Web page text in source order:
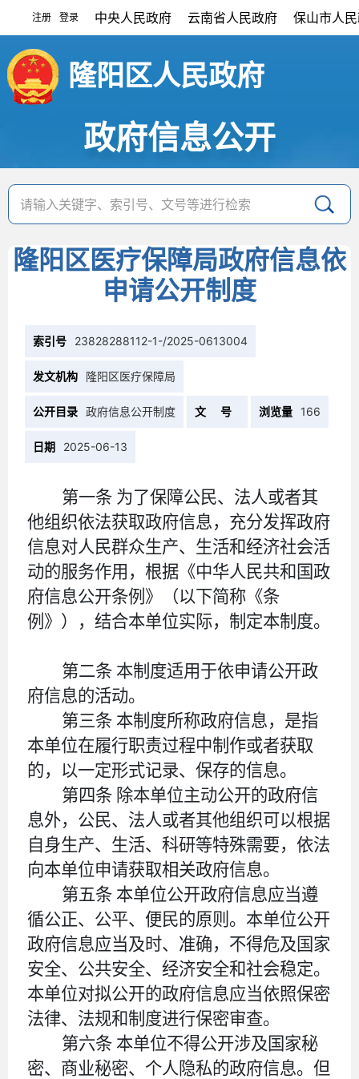
注册 登录 中央人民政府 云南省人民政府 保山市人
隆阳区人民政府
政府信息公开
隆阳区医疗保障局政府信息依
申请公开制度
索引号 23828288112-1-/2025-0613004
发文机构 隆阳区医疗保障局
公开目录 政府信息公开制度 文 号 浏览量 166
日期 2025-06-13
第一条 为了保障公民、法人或者其
他组织依法获取政府信息，充分发挥政府
信息对人民群众生产、生活和经济社会活
动的服务作用，根据《中华人民共和国政
府信息公开条例》（以下简称《条
例》），结合本单位实际，制定本制度。
第二条 本制度适用于依申请公开政
府信息的活动。
第三条 本制度所称政府信息，是指
本单位在履行职责过程中制作或者获取
的，以一定形式记录、保存的信息。
第四条 除本单位主动公开的政府信
息外，公民、法人或者其他组织可以根据
自身生产、生活、科研等特殊需要，依法
向本单位申请获取相关政府信息。
第五条 本单位公开政府信息应当遵
循公正、公平、便民的原则。本单位公开
政府信息应当及时、准确，不得危及国家
安全、公共安全、经济安全和社会稳定。
本单位对拟公开的政府信息应当依照保密
法律、法规和制度进行保密审查。
第六条 本单位不得公开涉及国家秘
密、商业秘密、个人隐私的政府信息。但